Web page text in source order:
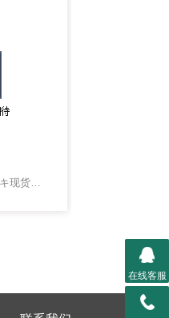
PNOZ X13PILZ继电器キ现货，继电器上海PILZ
在线客服